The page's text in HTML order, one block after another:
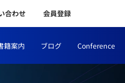
合わせ 会員登録
籍案内 ブログ Conference